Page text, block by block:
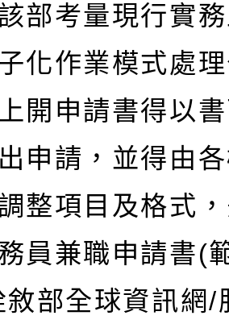
部考量現行實
化作業模式處
開申請書得以
申請，並得由
整項目及格式
員兼職申請書(
敘部全球資訊網/